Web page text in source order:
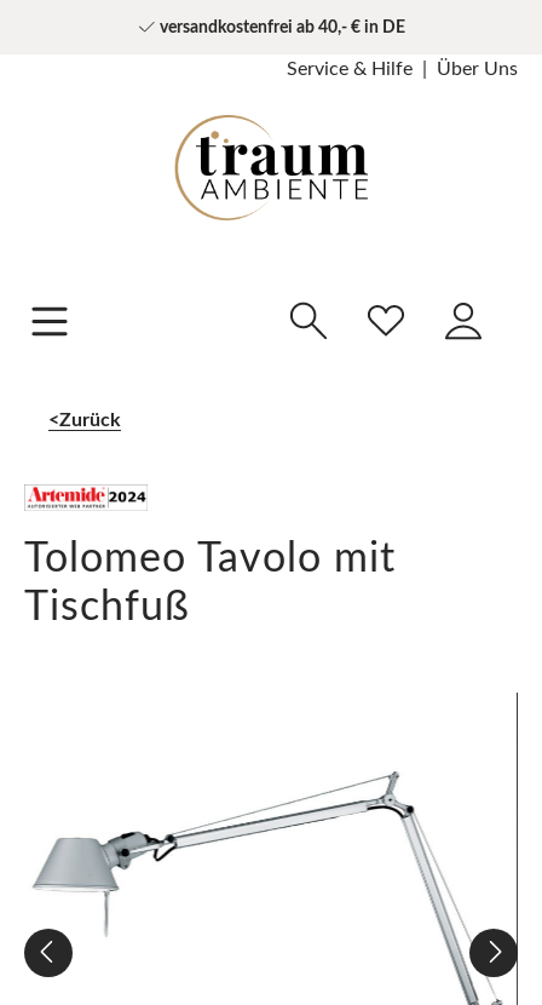
versandkostenfrei ab 40,- € in DE
Service & Hilfe Über Uns
Zurück
Tolomeo Tavolo mit
Tischfuß